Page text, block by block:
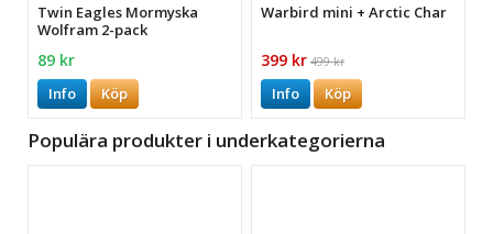
Twin Eagles Mormyska
Wolfram 2-pack
89 kr
Info Köp
Warbird mini + Arctic Char
399 kr 499 kr
Info Köp
Populära produkter i underkategorierna